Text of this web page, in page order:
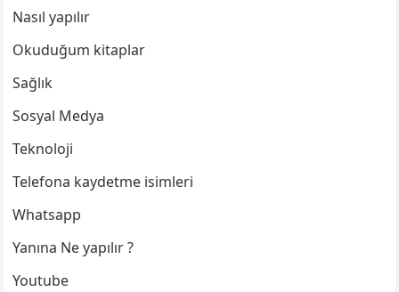
Nasıl yapılır
Okuduğum kitaplar
Sağlık
Sosyal Medya
Teknoloji
Telefona kaydetme isimleri
Whatsapp
Yanına Ne yapılır ?
Youtube